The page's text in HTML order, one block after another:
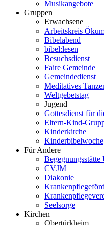
Musikangebote
Gruppen
Erwachsene
Arbeitskreis
Bibelabend
bibel:lesen
Besuchsdienst
Faire Gemeinde
Gemeindedienst
Meditatives
Weltgebetstag
Jugend
Gottesdienst für
Eltern-Kind-
Kinderkirche
Kinderbibelwoche
Für Andere
Begegnungsstätte
CVJM
Diakonie
Seelsorge
Kirchen
Obertürkheim